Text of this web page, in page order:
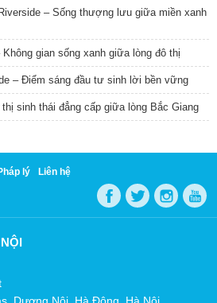
– Sống thượng lưu giữa miền xanh
gian sống xanh giữa lòng đô thị
– Điểm sáng đầu tư sinh lời bền vững
sinh thái đẳng cấp giữa lòng Bắc Giang
lý Liên hệ